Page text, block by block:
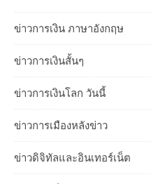
ข่าวการเงิน ภาษาอังกฤษ
ข่าวการเงินสั้นๆ
ข่าวการเงินโลก วันนี้
ข่าวการเมืองหลังข่าว
ข่าวดิจิทัลและอินเทอร์เน็ต